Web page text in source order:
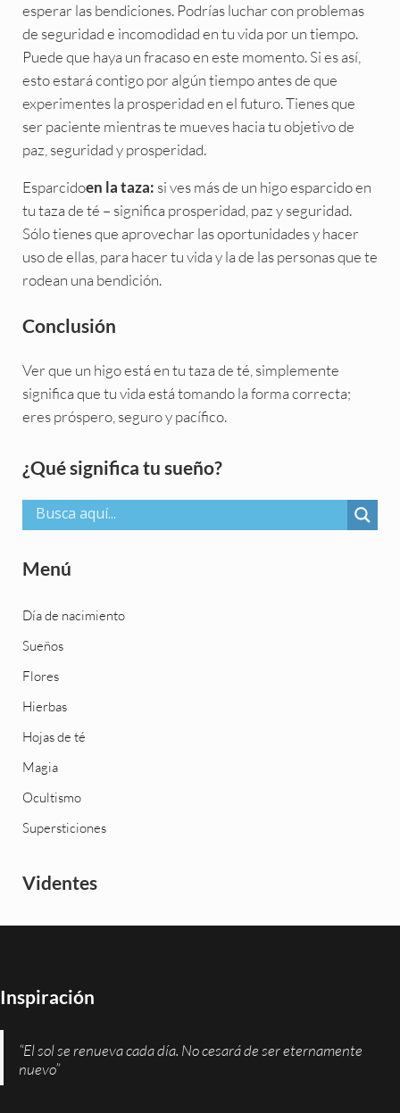
esperar las bendiciones. Podrías luchar con problemas
de seguridad e incomodidad en tu vida por un tiempo.
Puede que haya un fracaso en este momento. Si es así,
esto estará contigo por algún tiempo antes de que
experimentes la prosperidad en el futuro. Tienes que
ser paciente mientras te mueves hacia tu objetivo de
paz, seguridad y prosperidad.
Esparcidoen la taza: si ves más de un higo esparcido en
tu taza de té – significa prosperidad, paz y seguridad.
Sólo tienes que aprovechar las oportunidades y hacer
uso de ellas, para hacer tu vida y la de las personas que te
rodean una bendición.
Conclusión
Ver que un higo está en tu taza de té, simplemente
significa que tu vida está tomando la forma correcta;
eres próspero, seguro y pacífico.
Sidebar
¿Qué significa tu sueño?
Menú
Día de nacimiento
Sueños
Flores
Hierbas
Hojas de té
Magia
Ocultismo
Supersticiones
Videntes
Inspiración
“El sol se renueva cada día. No cesará de ser eternamente
nuevo”